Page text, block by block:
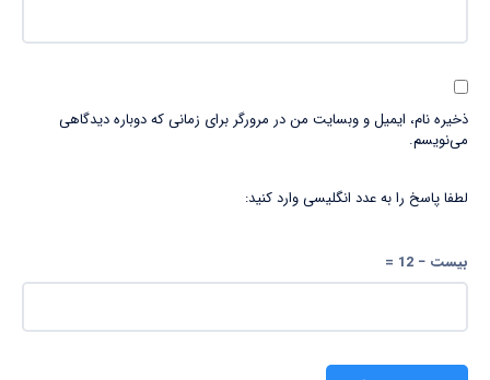
ذخیره نام، ایمیل و وبسایت من در مرورگر برای زمانی که دوباره دیدگاهی
می‌نویسم.
لطفا پاسخ را به عدد انگلیسی وارد کنید:
بیست − 12 =